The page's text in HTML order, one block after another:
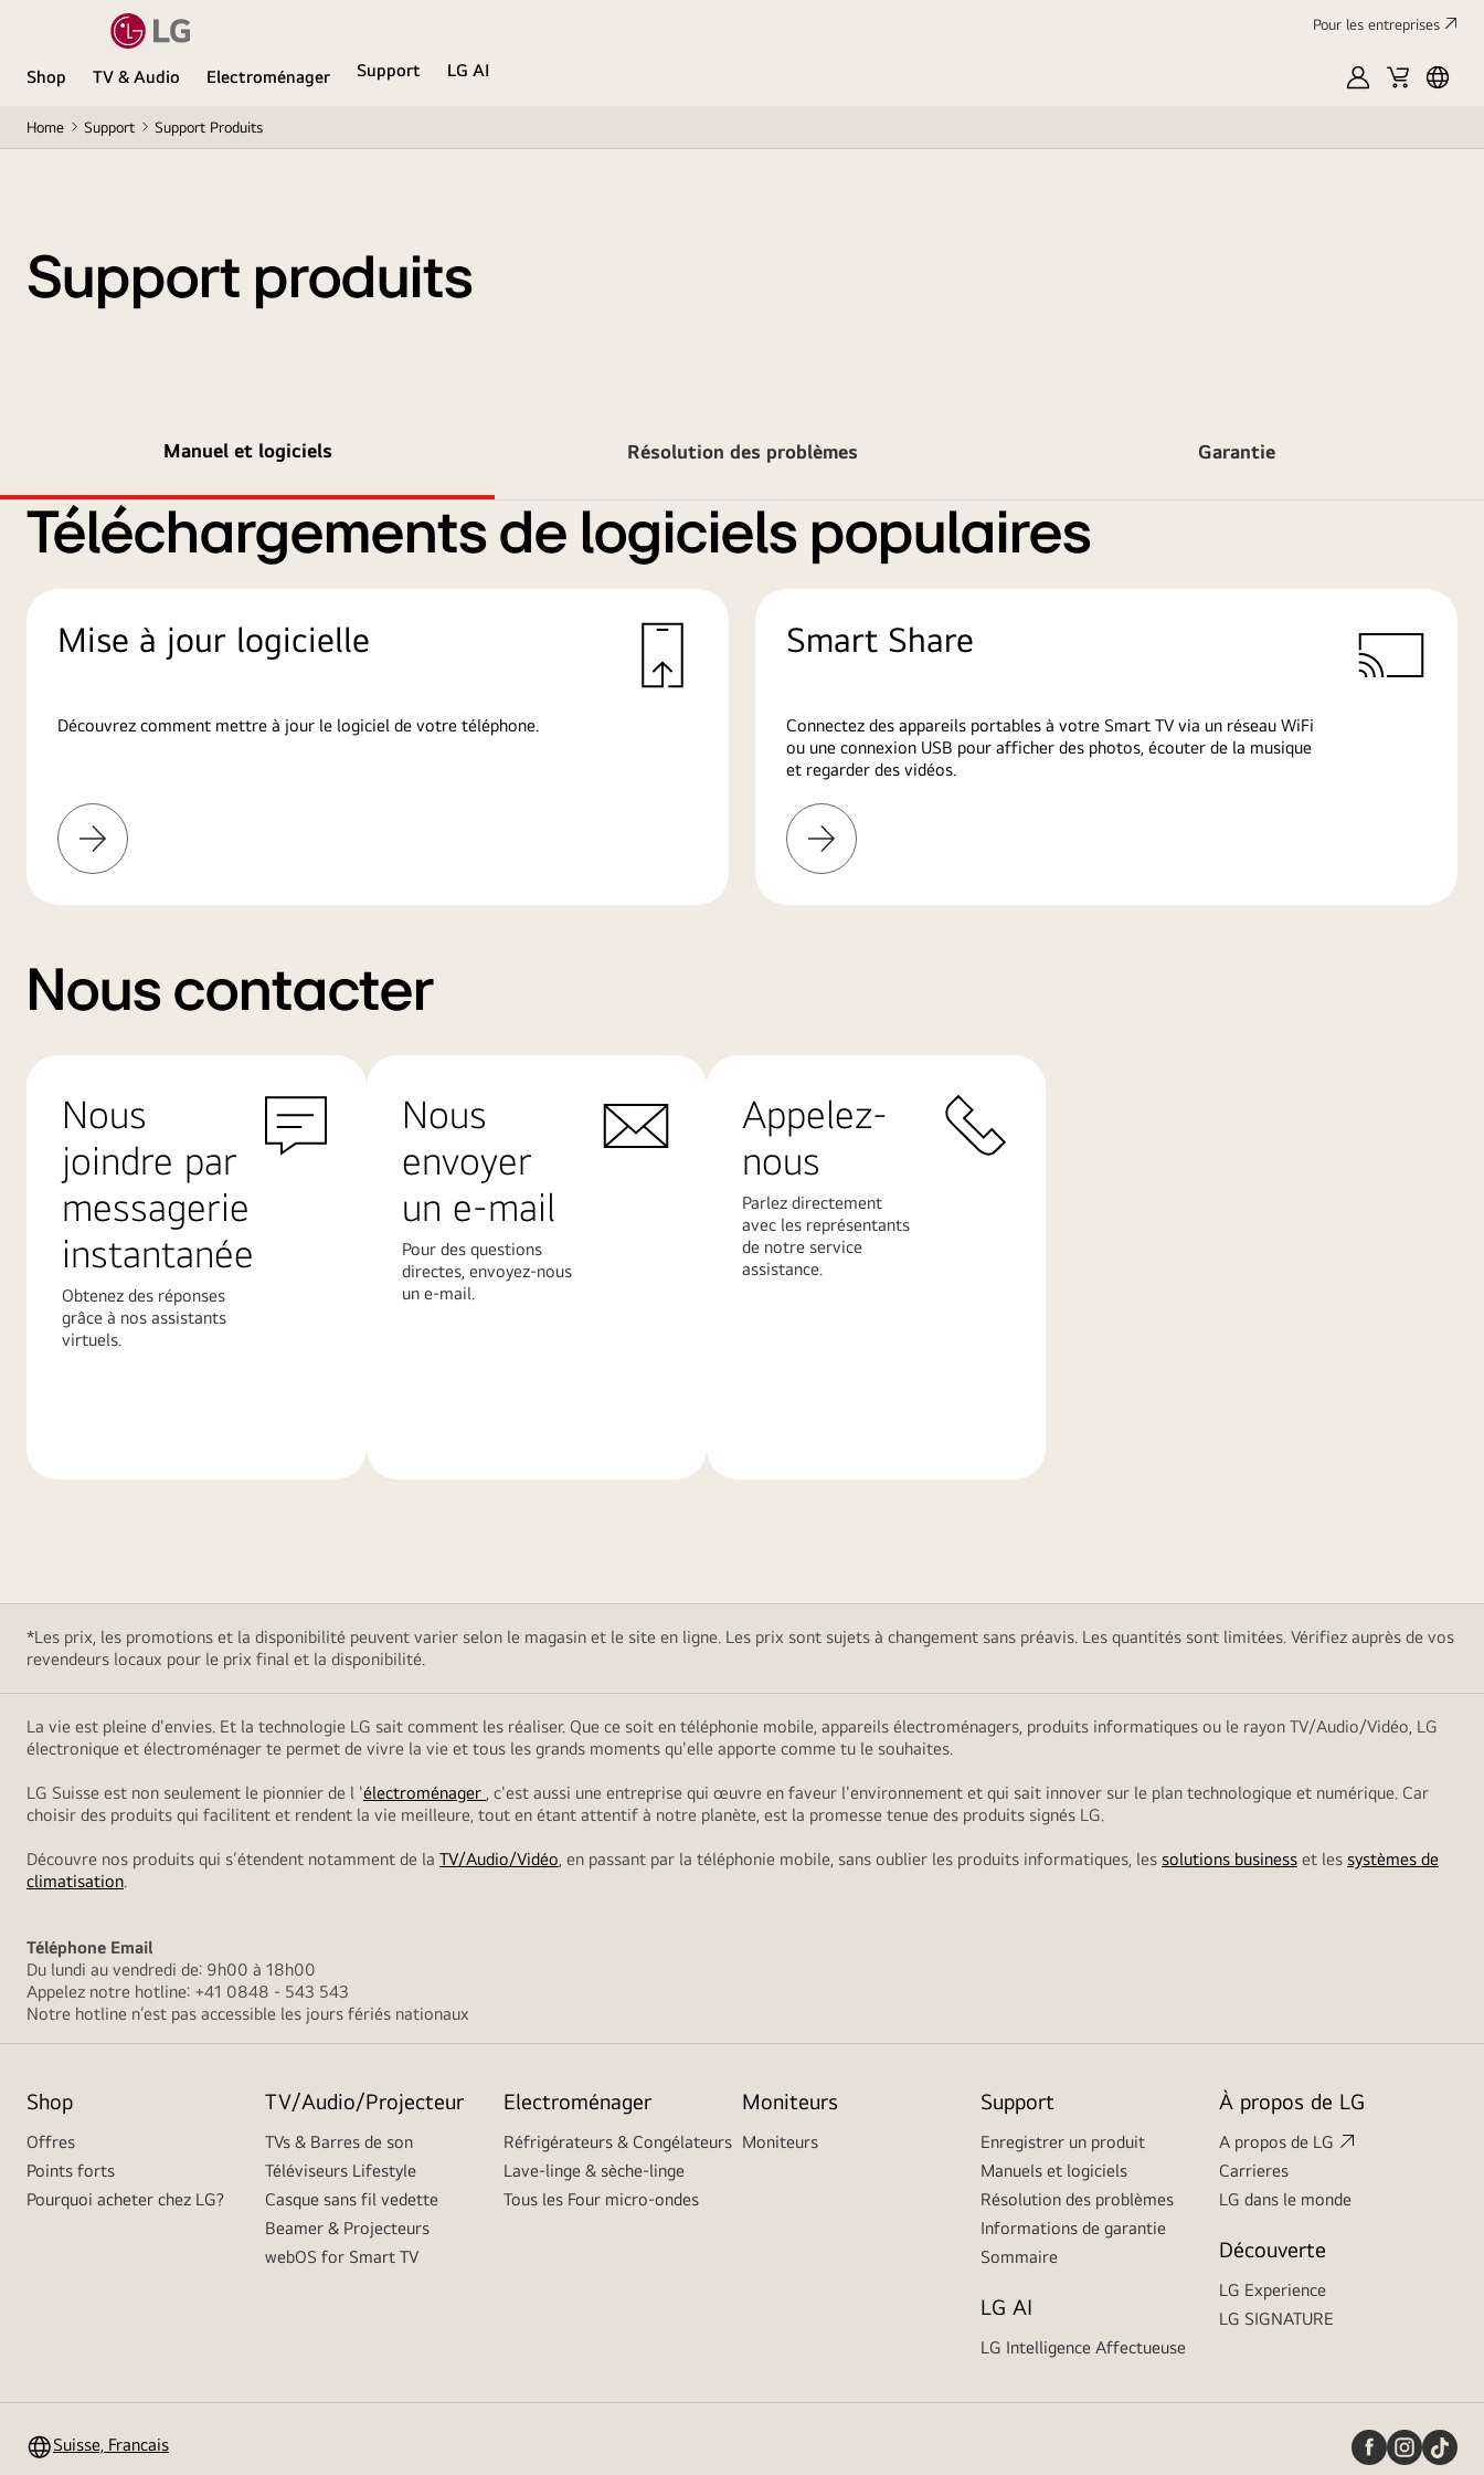
Pour les entreprises
Shop TV & Audio Electroménager Support
LG AI
Mon
Panier
Home Support Support Produits
Support produits
Manuel et logiciels Résolution des problèmes Garantie
Téléchargements de logiciels populaires
Mise à jour logicielle
Découvrez comment mettre à jour le logiciel de votre téléphone.
En
savoir
plus
Smart Share
Connectez des appareils portables à votre Smart TV via un réseau WiFi
ou une connexion USB pour afficher des photos, écouter de la musique
et regarder des vidéos.
En
savoir
plus
Nous contacter
Nous
joindre par
messagerie
instantanée
Obtenez des réponses
grâce à nos assistants
virtuels.
Nous
envoyer
un e-mail
Pour des questions
directes, envoyez-nous
un e-mail.
Appelez-
nous
Parlez directement
avec les représentants
de notre service
assistance.
*Les prix, les promotions et la disponibilité peuvent varier selon le magasin et le site en ligne. Les prix sont sujets à changement sans préavis. Les quantités sont limitées. Vérifiez auprès de vos
revendeurs locaux pour le prix final et la disponibilité.
La vie est pleine d'envies. Et la technologie LG sait comment les réaliser. Que ce soit en téléphonie mobile, appareils électroménagers, produits informatiques ou le rayon TV/Audio/Vidéo, LG
électronique et électroménager te permet de vivre la vie et tous les grands moments qu'elle apporte comme tu le souhaites.
LG Suisse est non seulement le pionnier de l 'électroménager , c'est aussi une entreprise qui œuvre en faveur l'environnement et qui sait innover sur le plan technologique et numérique. Car
choisir des produits qui facilitent et rendent la vie meilleure, tout en étant attentif à notre planète, est la promesse tenue des produits signés LG.
Découvre nos produits qui s’étendent notamment de la TV/Audio/Vidéo, en passant par la téléphonie mobile, sans oublier les produits informatiques, les solutions business et les systèmes de
climatisation.
Téléphone Email
Du lundi au vendredi de: 9h00 à 18h00
Appelez notre hotline: +41 0848 - 543 543
Notre hotline n’est pas accessible les jours fériés nationaux
Shop
Offres
Points forts
Pourquoi acheter chez LG?
TV/Audio/Projecteur
TVs & Barres de son
Téléviseurs Lifestyle
Casque sans fil vedette
Beamer & Projecteurs
webOS for Smart TV
Electroménager
Réfrigérateurs & Congélateurs
Lave-linge & sèche-linge
Tous les Four micro-ondes
Moniteurs
Moniteurs
Support
Enregistrer un produit
Manuels et logiciels
Résolution des problèmes
Informations de garantie
Sommaire
LG AI
LG Intelligence Affectueuse
À propos de LG
A propos de LG
Carrieres
LG dans le monde
Découverte
LG Experience
LG SIGNATURE
Suisse, Francais